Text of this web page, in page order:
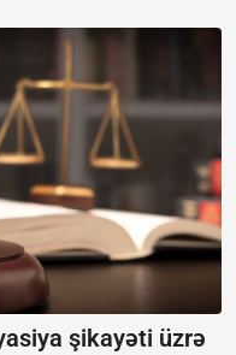
şikayəti üzrə